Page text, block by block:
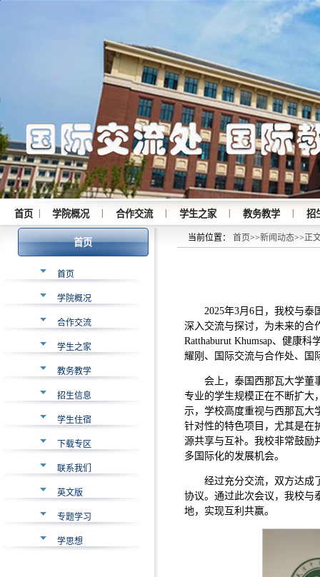
首页 学院概况 合作交流 学生之家 教务教学 招
首页
首页
学院概况
合作交流
学生之家
教务教学
招生信息
学生住宿
下载专区
联系我们
英文版
专题学习
学思想
当前位置： 首页>>新闻动态>>正
2025年3月6日，我校与泰
深入交流与探讨，为未来的合
Ratthaburut Khumsap、健康科
耀刚、国际交流与合作处、国
会上，泰国西那瓦大学董
专业的学生规模正在不断扩大
示，学校高度重视与西那瓦大
针对性的特色项目，尤其是在
源共享与互补。我校非常鼓励
多国际化的发展机会。
经过充分交流，双方达成
协议。通过此次会议，我校与
地，实现互利共赢。